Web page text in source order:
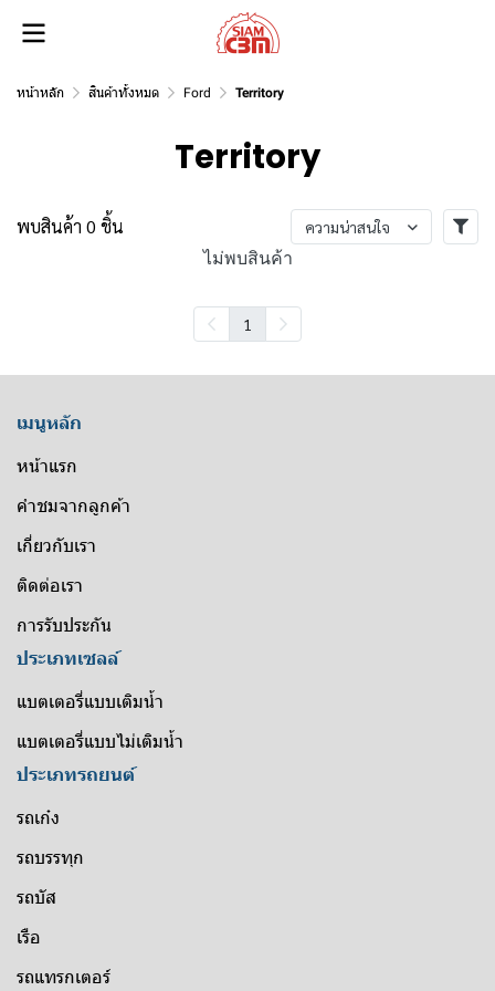
หน้าหลัก สินค้าทั้งหมด Ford Territory
Territory
พบสินค้า 0 ชิ้น ความน่าสนใจ
ไม่พบสินค้า
1
เมนูหลัก
หน้าแรก
คำชมจากลูกค้า
เกี่ยวกับเรา
ติดต่อเรา
การรับประกัน
ประเภทเซลล์
แบตเตอรี่แบบเติมน้ำ
แบตเตอรี่แบบไม่เติมน้ำ
ประเภทรถยนต์
รถเก๋ง
รถบรรทุก
รถบัส
เรือ
รถแทรกเตอร์